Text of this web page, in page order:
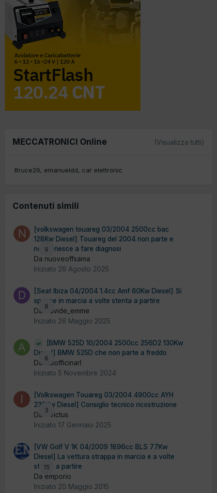
MECCATRONICI Online (Visualizza tutti)
Bruce26 emanueldd car elettronic
Contenuti simili
9
[volkswagen touareg 03/2004 2500cc bac
128Kw Diesel] Touareg del 2004 non parte e
non si riesce a fare diagnosi
Da nuoveoffsama
Iniziato 26 Agosto 2025
8
[Seat Ibiza 04/2004 1.4cc Amf 60Kw Diesel] Si
spegne in marcia a volte stenta a partire
Da Davide_emme
Iniziato 26 Maggio 2025
6
[BMW 525D 10/2004 2500cc 256D2 130Kw
Diesel] BMW 525D che non parte a freddo
Da autofficinarl
Iniziato 5 Novembre 2024
3
[Volkswagen Touareg 03/2004 4900cc AYH
230Kw Diesel] Consiglio tecnico ricostruzione
Da Invictus
Iniziato 17 Gennaio 2025
15
[VW Golf V 1K 04/2009 1896cc BLS 77Kw
Diesel] La vettura strappa in marcia e a volte
stenta a partire
Da emporio
Iniziato 20 Maggio 2015